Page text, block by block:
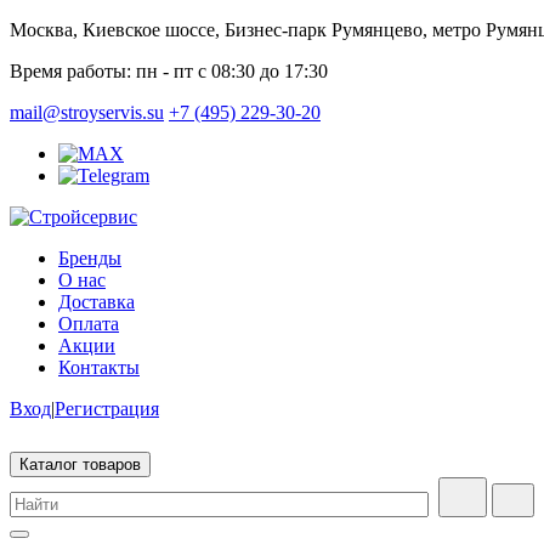
Москва, Киевское шоссе, Бизнес-парк Румянцево, метро
Время работы: пн - пт с 08:30 до 17:30
mail@stroyservis.su +7 (495) 229-30-20
Бренды
О нас
Доставка
Оплата
Акции
Контакты
Вход|Регистрация
Каталог товаров